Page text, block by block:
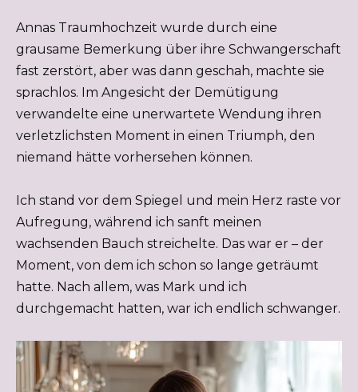
Annas Traumhochzeit wurde durch eine
grausame Bemerkung über ihre Schwangerschaft
fast zerstört, aber was dann geschah, machte sie
sprachlos. Im Angesicht der Demütigung
verwandelte eine unerwartete Wendung ihren
verletzlichsten Moment in einen Triumph, den
niemand hätte vorhersehen können.
Ich stand vor dem Spiegel und mein Herz raste vor
Aufregung, während ich sanft meinen
wachsenden Bauch streichelte. Das war er – der
Moment, von dem ich schon so lange geträumt
hatte. Nach allem, was Mark und ich
durchgemacht hatten, war ich endlich schwanger.